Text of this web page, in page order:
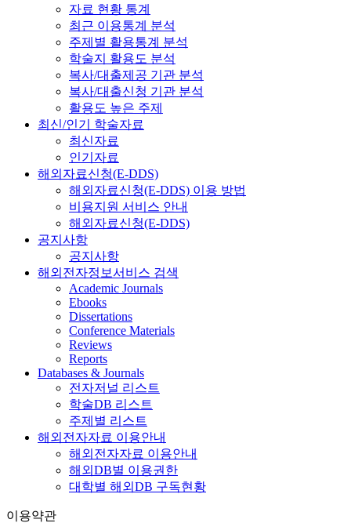
자료 현황 통계
최근 이용통계 분석
주제별 활용통계 분석
학술지 활용도 분석
복사/대출제공 기관 분석
복사/대출신청 기관 분석
활용도 높은 주제
최신/인기 학술자료
최신자료
인기자료
해외자료신청(E-DDS)
해외자료신청(E-DDS) 이용 방법
비용지원 서비스 안내
해외자료신청(E-DDS)
공지사항
공지사항
해외전자정보서비스 검색
Academic Journals
Ebooks
Dissertations
Conference Materials
Reviews
Reports
Databases & Journals
전자저널 리스트
학술DB 리스트
주제별 리스트
해외전자자료 이용안내
해외전자자료 이용안내
해외DB별 이용권한
대학별 해외DB 구독현황
이용약관